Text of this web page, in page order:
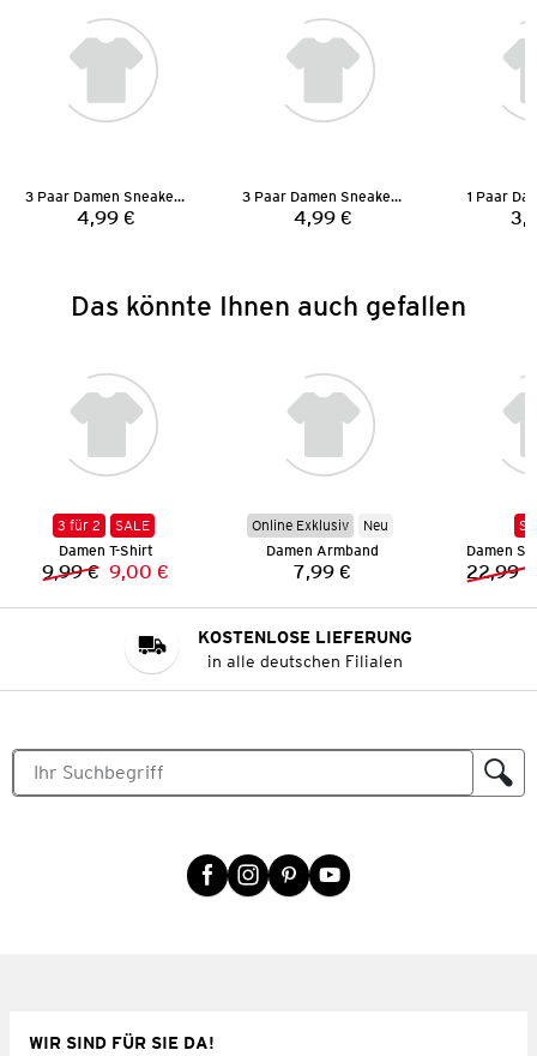
3 Paar Damen Sneaker-Socken
Preis:
4,99 €
3 Paar Damen Sneaker-Socken
Preis:
4,99 €
1 Paar
Das könnte Ihnen auch gefallen
3 für 2
SALE
Damen T-Shirt
Vorheriger Preis:
9,99 € Neuer Preis:
9,00 €
Online Exklusiv
Neu
Damen Armband
Preis:
7,99 €
Damen
22,99 €
KOSTENLOSE LIEFERUNG
in alle deutschen Filialen
WIR SIND FÜR SIE DA!